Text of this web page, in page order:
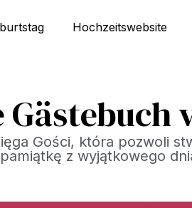
Hochzeitswebsite
Gości, która pozwoli
z wyjątkowego